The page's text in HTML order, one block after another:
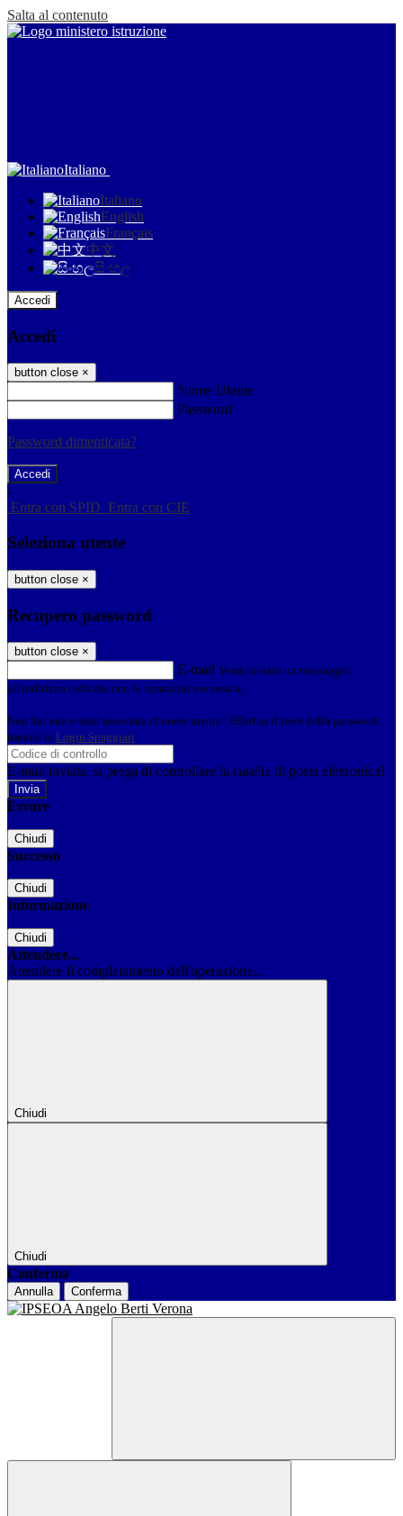
Salta al contenuto
Italiano
Italiano
English
Français
中文
සිංහල
Accedi
Accedi
button close ×
Nome Utente
Password
Password dimenticata?
-
Entra con SPID Entra con CIE
Seleziona utente
button close ×
Recupero password
button close ×
E-mail Verrà inviato un messaggio
all'indirizzo indicato con le istruzioni necessarie.
Non hai una e-mail associata al nome utente? Effettua il reset della password
tramite la Login Spaggiari
E-mail inviata, si prega di controllare la casella di posta elettronica!
Errore
Chiudi
Successo
Chiudi
Informazione
Chiudi
Attendere...
Attendere il completamento dell'operazione...
Chiudi
Chiudi
Conferma
Annulla Conferma